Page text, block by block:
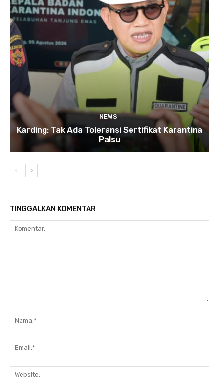
NEWS
Karding: Tak Ada Toleransi Sertifikat Karantina
Palsu
TINGGALKAN KOMENTAR